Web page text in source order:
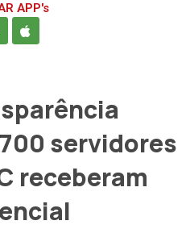
APP's
servidores
receberam